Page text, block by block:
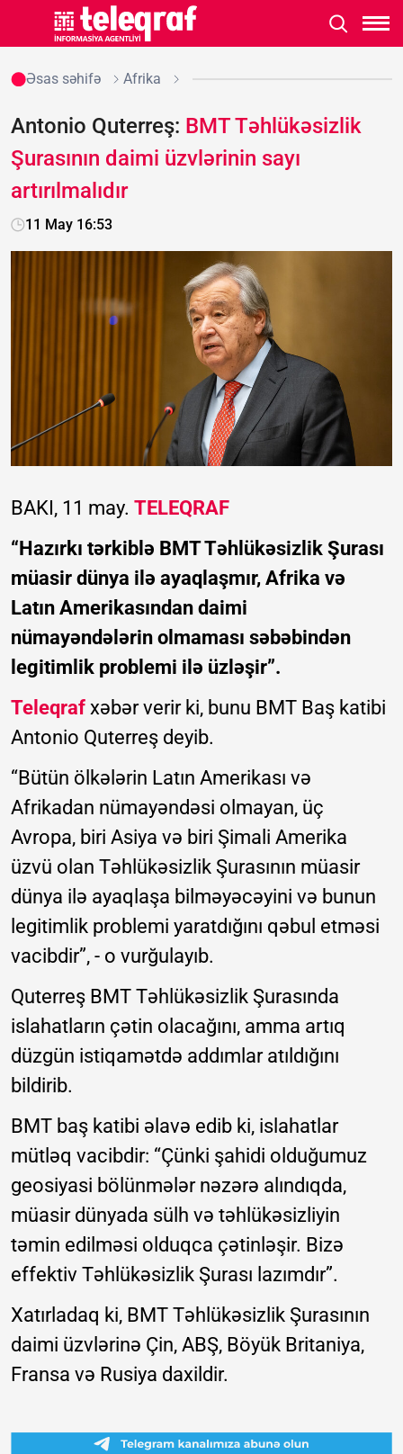
Əsas səhifə Afrika
Antonio Quterreş: BMT Təhlükəsizlik
Şurasının daimi üzvlərinin sayı
artırılmalıdır
11 May 16:53
BAKI, 11 may. TELEQRAF
“Hazırkı tərkiblə BMT Təhlükəsizlik Şurası
müasir dünya ilə ayaqlaşmır, Afrika və
Latın Amerikasından daimi
nümayəndələrin olmaması səbəbindən
legitimlik problemi ilə üzləşir”.
Teleqraf xəbər verir ki, bunu BMT Baş katibi
Antonio Quterreş deyib.
“Bütün ölkələrin Latın Amerikası və
Afrikadan nümayəndəsi olmayan, üç
Avropa, biri Asiya və biri Şimali Amerika
üzvü olan Təhlükəsizlik Şurasının müasir
dünya ilə ayaqlaşa bilməyəcəyini və bunun
legitimlik problemi yaratdığını qəbul etməsi
vacibdir”, - o vurğulayıb.
Quterreş BMT Təhlükəsizlik Şurasında
islahatların çətin olacağını, amma artıq
düzgün istiqamətdə addımlar atıldığını
bildirib.
BMT baş katibi əlavə edib ki, islahatlar
mütləq vacibdir: “Çünki şahidi olduğumuz
geosiyasi bölünmələr nəzərə alındıqda,
müasir dünyada sülh və təhlükəsizliyin
təmin edilməsi olduqca çətinləşir. Bizə
effektiv Təhlükəsizlik Şurası lazımdır”.
Xatırladaq ki, BMT Təhlükəsizlik Şurasının
daimi üzvlərinə Çin, ABŞ, Böyük Britaniya,
Fransa və Rusiya daxildir.